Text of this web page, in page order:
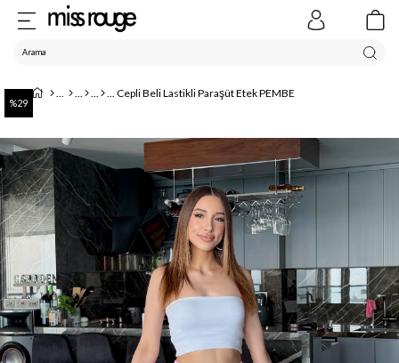
Cepli Beli Lastikli Paraşüt Etek PEMBE
29